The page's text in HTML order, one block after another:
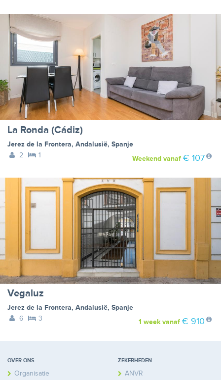
La Ronda (Cádiz)
Jerez de la Frontera, Andalusië, Spanje
2
1 Weekendvanaf € 107
Vegaluz
Jerez de la Frontera, Andalusië, Spanje
6
3 1 weekvanaf € 910
OVER ONS
Organisatie
ZEKERHEDEN
ANVR